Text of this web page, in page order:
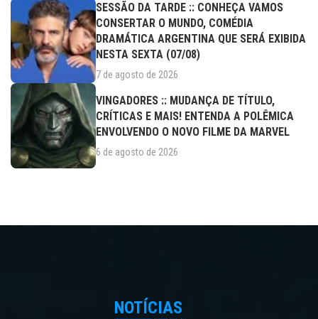
SESSÃO DA TARDE :: CONHEÇA VAMOS
CONSERTAR O MUNDO, COMÉDIA
DRAMÁTICA ARGENTINA QUE SERÁ EXIBIDA
NESTA SEXTA (07/08)
7 de agosto de 2026
VINGADORES :: MUDANÇA DE TÍTULO,
CRÍTICAS E MAIS! ENTENDA A POLÊMICA
ENVOLVENDO O NOVO FILME DA MARVEL
6 de agosto de 2026
NOTÍCIAS